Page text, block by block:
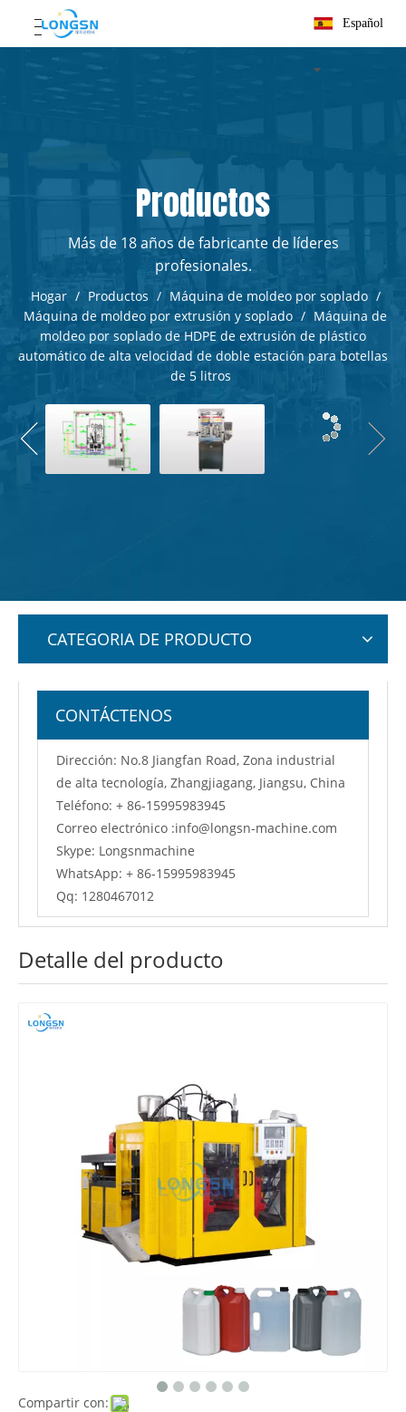
Español
Productos
Más de 18 años de fabricante de líderes
profesionales.
Hogar / Productos / Máquina de moldeo por soplado /
Máquina de moldeo por extrusión y soplado / Máquina de
moldeo por soplado de HDPE de extrusión de plástico
automático de alta velocidad de doble estación para botellas
de 5 litros
CATEGORIA DE PRODUCTO
CONTÁCTENOS
Dirección: No.8 Jiangfan Road, Zona industrial
de alta tecnología, Zhangjiagang, Jiangsu, China
Teléfono: + 86-15995983945
Correo electrónico :info@longsn-machine.com
Skype: Longsnmachine
WhatsApp: + 86-15995983945
Qq: 1280467012
Detalle del producto
Compartir con: